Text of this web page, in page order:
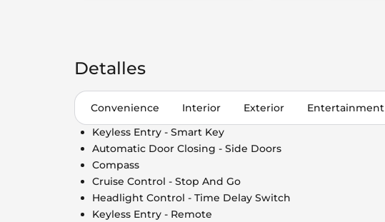
Detalles
Convenience Interior Exterior Entertainment
Keyless Entry - Smart Key
Automatic Door Closing - Side Doors
Compass
Cruise Control - Stop And Go
Headlight Control - Time Delay Switch
Keyless Entry - Remote